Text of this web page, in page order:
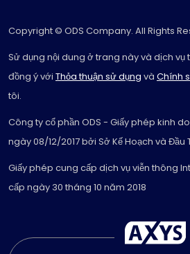
Copyright © ODS Company. All Rights
Sử dụng nội dung ở trang này và dịch vụ
đồng ý với Thỏa thuận sử dụng và Chính
tôi.
Công ty cổ phần ODS - Giấy phép kinh
ngày 08/12/2017 bởi Sở Kế Hoạch và Đầu
Giấy phép cung cấp dịch vụ viễn thông
cấp ngày 30 tháng 10 năm 2018